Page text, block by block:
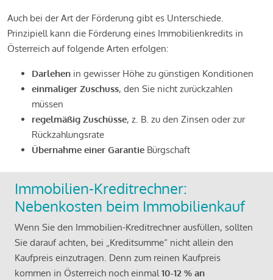
Auch bei der Art der Förderung gibt es Unterschiede.
Prinzipiell kann die Förderung eines Immobilienkredits in
Österreich auf folgende Arten erfolgen:
Darlehen in gewisser Höhe zu günstigen Konditionen
einmaliger Zuschuss, den Sie nicht zurückzahlen
müssen
regelmäßig Zuschüsse, z. B. zu den Zinsen oder zur
Rückzahlungsrate
Übernahme einer Garantie Bürgschaft
Immobilien-Kreditrechner:
Nebenkosten beim Immobilienkauf
Wenn Sie den Immobilien-Kreditrechner ausfüllen, sollten
Sie darauf achten, bei „Kreditsumme“ nicht allein den
Kaufpreis einzutragen. Denn zum reinen Kaufpreis
kommen in Österreich noch einmal10-12 % an